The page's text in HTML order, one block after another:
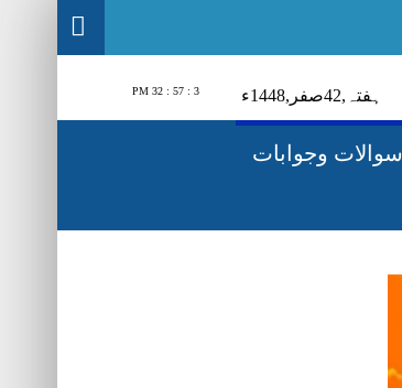
3 : 57 : 33 PM ہفتہ‬‮, 24صفر‬, 1448ء
سوالات وجوابات